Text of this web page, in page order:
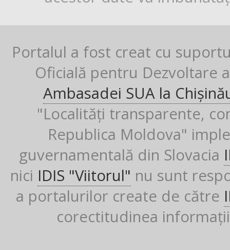
Portalul a fost creat cu
Oficială pentru Dezvoltare
Ambasadei SUA la
"Localități transparente,
Republica Moldova"
guvernamentală din Slovacia
nici IDIS "Viitorul" nu sunt
a portalurilor create de către
corectitudinea